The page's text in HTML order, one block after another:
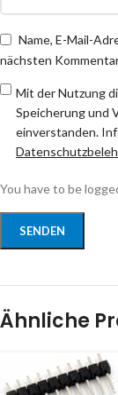
Name, E-Mail-
nächsten
Mit der Nutzung
Speicherung und
einverstanden.
You have to be
Ähnliche